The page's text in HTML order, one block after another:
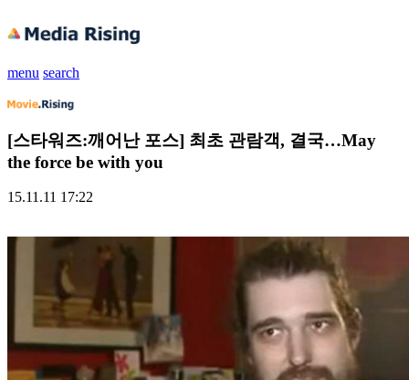
menu search
[스타워즈:깨어난 포스] 최초 관람객, 결국…May
the force be with you
15.11.11 17:22